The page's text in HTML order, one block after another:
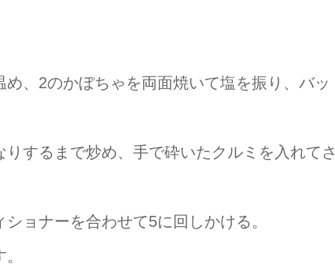
、2のかぼちゃを両面焼いて塩を振り、バッ
するまで炒め、手で砕いたクルミを入れてさ
ョナーを合わせて5に回しかける。